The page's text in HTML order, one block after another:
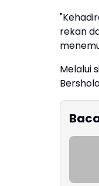
rekan
Melalui